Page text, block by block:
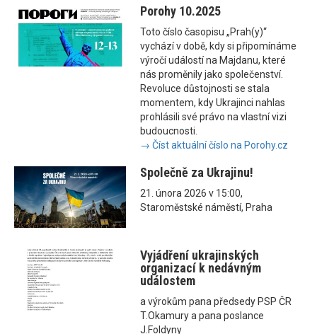
Porohy 10.2025
Toto číslo časopisu „Prah(y)“
vychází v době, kdy si připomínáme
výročí událostí na Majdanu, které
nás proměnily jako společenství.
Revoluce důstojnosti se stala
momentem, kdy Ukrajinci nahlas
prohlásili své právo na vlastní vizi
budoucnosti.
→ Číst aktuální číslo na Porohy.cz
Společně za Ukrajinu!
21. února 2026 v 15:00,
Staroměstské náměstí, Praha
Vyjádření ukrajinských
organizací k nedávným
událostem
a výrokům pana předsedy PSP ČR
T.Okamury a pana poslance
J.Foldyny